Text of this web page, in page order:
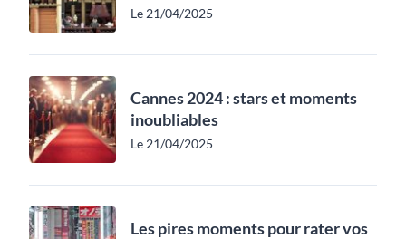
Le 21/04/2025
Cannes 2024 : stars et moments
inoubliables
Le 21/04/2025
Les pires moments pour rater vos